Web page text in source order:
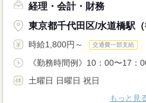
経理・会計・財務
東京都千代田区/水道橋駅（
時給1,800円～ 交通費一部支給
《勤務時間例》10：00〜17：
土曜日 日曜日 祝日
もっと見